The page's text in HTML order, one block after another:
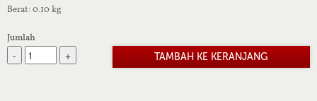
Berat: 0.10 kg
Jumlah
- +